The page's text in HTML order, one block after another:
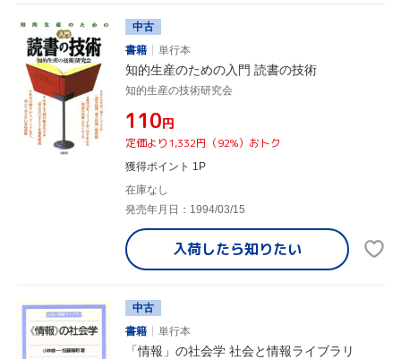
中古
書籍
単行本
知的生産のための入門 読書の技術
知的生産の技術研究会
¥110円
定価より1,332円（92%）おトク
獲得ポイント 1P
在庫なし
発売年月日：1994/03/15
入荷したら知りたい
中古
書籍
単行本
「情報」の社会学 社会と情報ライブラリ